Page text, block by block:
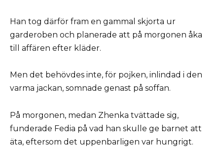
Han tog därför fram en gammal skjorta ur
garderoben och planerade att på morgonen åka
till affären efter kläder.
Men det behövdes inte, för pojken, inlindad i den
varma jackan, somnade genast på soffan.
På morgonen, medan Zhenka tvättade sig,
funderade Fedia på vad han skulle ge barnet att
äta, eftersom det uppenbarligen var hungrigt.